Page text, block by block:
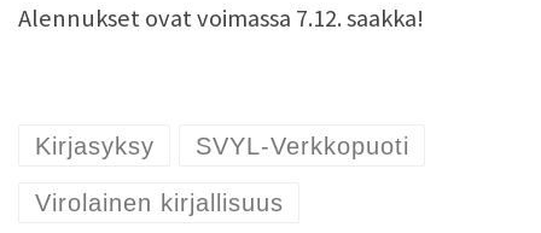
Alennukset ovat voimassa 7.12. saakka!
Kirjasyksy SVYL-Verkkopuoti
Virolainen kirjallisuus